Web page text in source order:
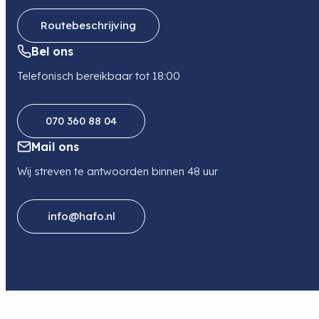
Telefoon
0132340987
Routebeschrijving
Bel ons
Telefonisch bereikbaar tot 18:00
070 360 88 04
Mail ons
Wij streven te antwoorden binnen 48 uur
info@hafo.nl